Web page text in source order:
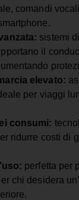
comandi
sistemi
il
elevato:
per viaggi
consumi:
ridurre costi di
perfetta per
chi desidera